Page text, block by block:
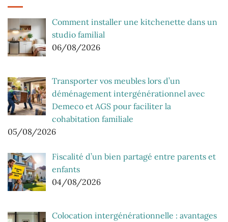
Comment installer une kitchenette dans un
studio familial
06/08/2026
Transporter vos meubles lors d’un
déménagement intergénérationnel avec
Demeco et AGS pour faciliter la
cohabitation familiale
05/08/2026
Fiscalité d’un bien partagé entre parents et
enfants
04/08/2026
Colocation intergénérationnelle : avantages